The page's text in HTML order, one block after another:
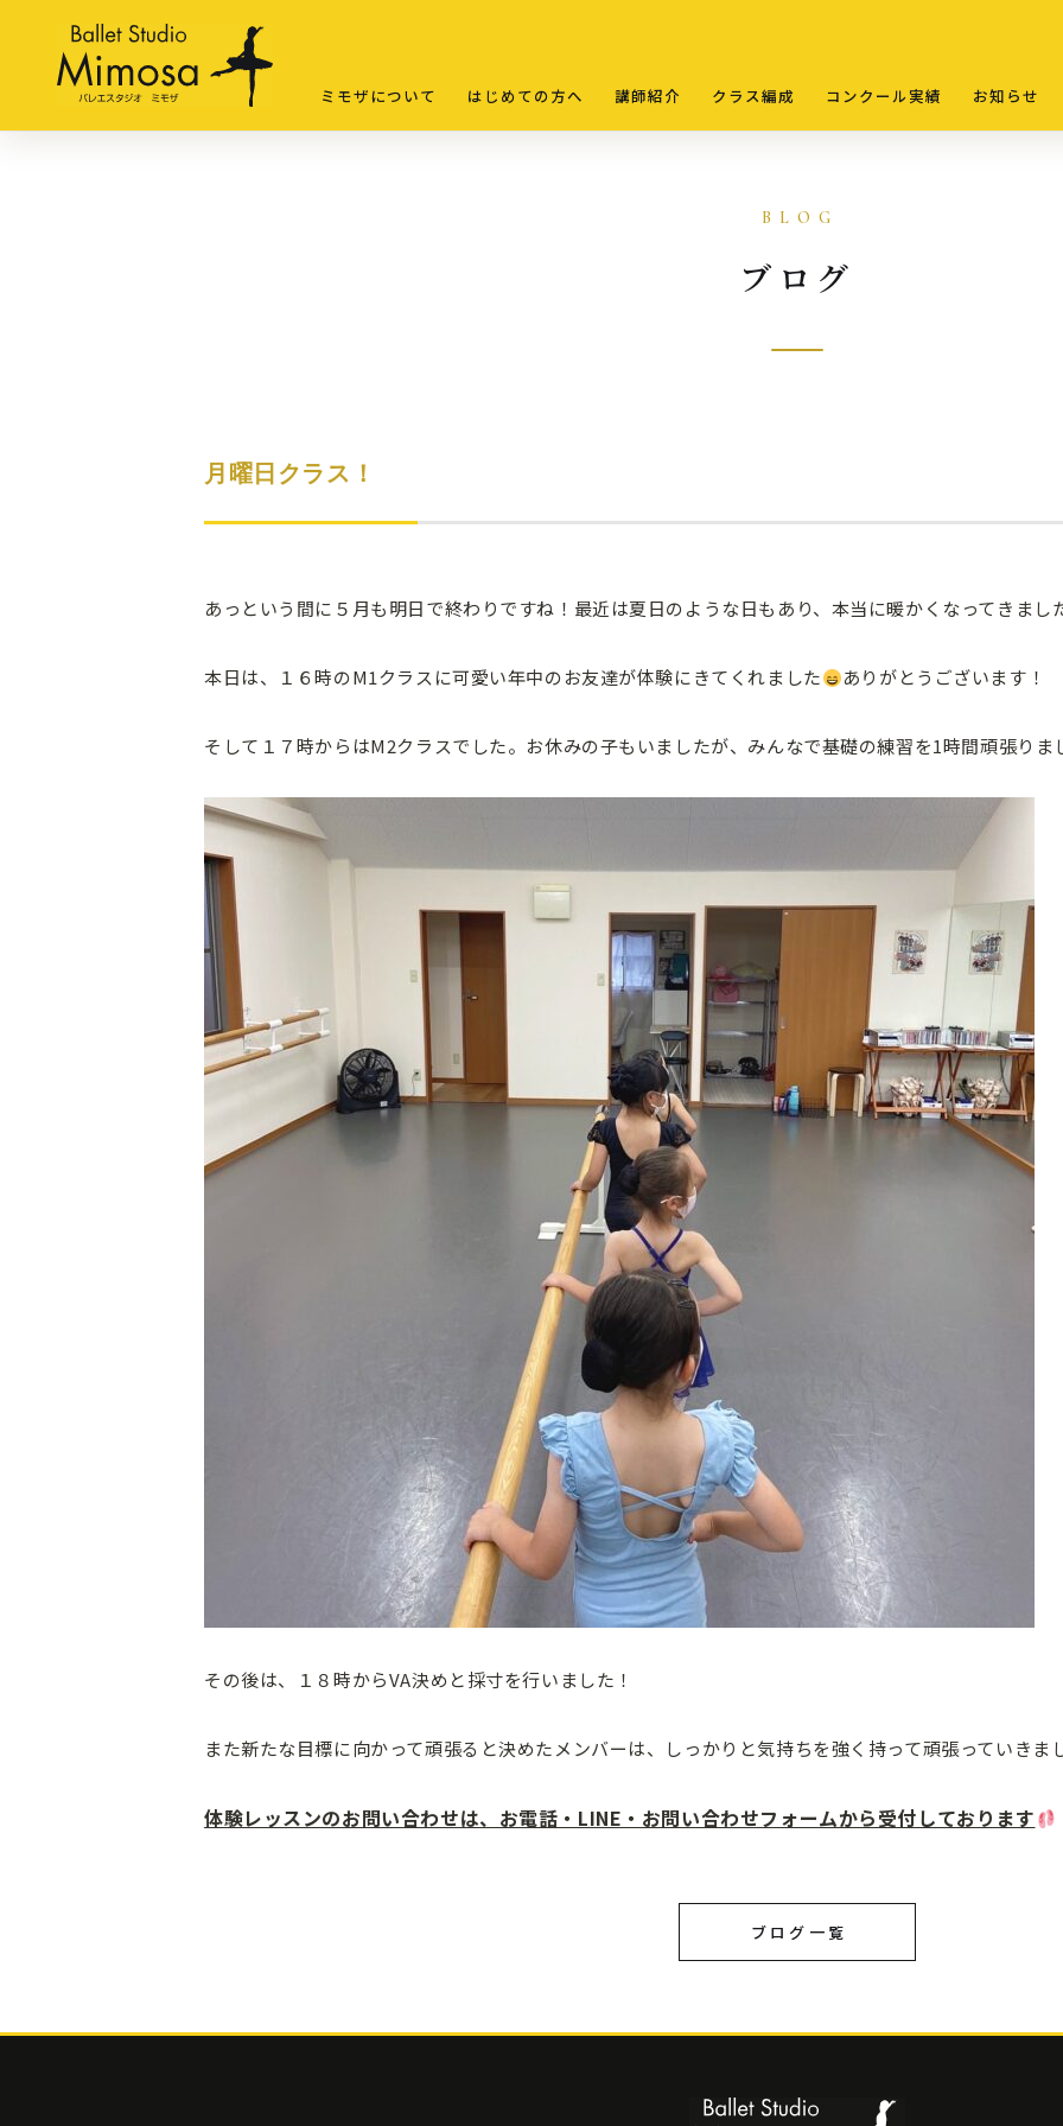
ミモザについて はじめての方へ 講師紹介 クラス編成 コンクール実績 お知らせ
ブログ
月曜日クラス！
あっという間に５月も明日で終わりですね！最近は夏日のような日もあり、本当に暖かくなってきまし
本日は、１６時のM1クラスに可愛い年中のお友達が体験にきてくれました ありがとうございます！
そして１７時からはM2クラスでした。お休みの子もいましたが、みんなで基礎の練習を1時間頑張りま
その後は、１８時からVA決めと採寸を行いました！
また新たな目標に向かって頑張ると決めたメンバーは、しっかりと気持ちを強く持って頑張っていきま
体験レッスンのお問い合わせは、お電話・LINE・お問い合わせフォームから受付しております
ブログ一覧